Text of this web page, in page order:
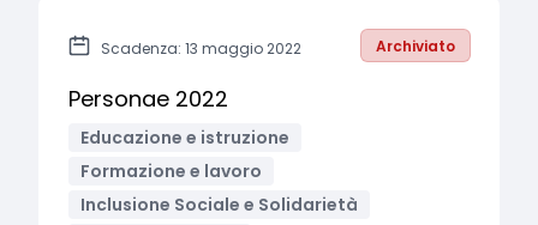
Scadenza: 13 maggio 2022 Archiviato
Personae 2022
Educazione e istruzione
Formazione e lavoro
Inclusione Sociale e Solidarietà